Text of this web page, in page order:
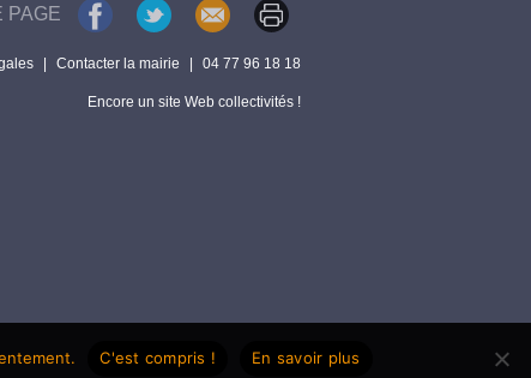
PAGE
Contacter la mairie 04 77 96 18 18
Encore un site Web collectivités !
C'est compris ! En savoir plus